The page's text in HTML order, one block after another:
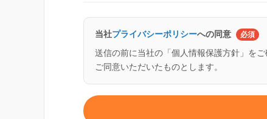
当社プライバシーポリシーへの同意 必須
送信の前に当社の「個人情報保護方針」を
ご同意いただいたものとします。